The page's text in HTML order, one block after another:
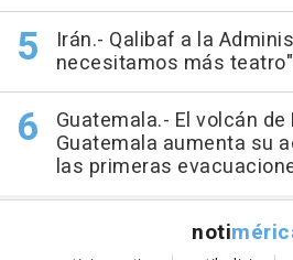
Irán.- Qalibaf a la
necesitamos más teatro"
Guatemala.- El volcán de
Guatemala aumenta su
las primeras
noti